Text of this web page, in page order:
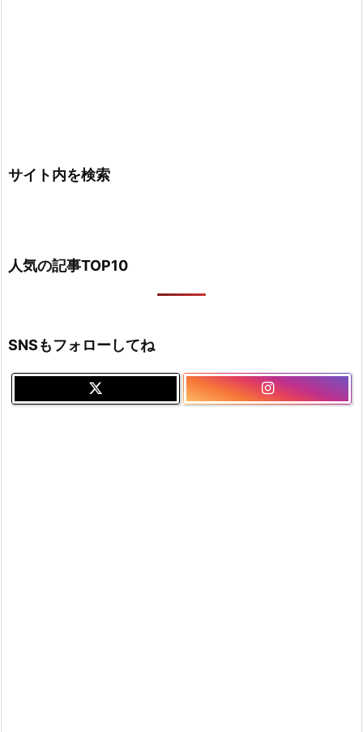
サイト内を検索
人気の記事TOP10
SNSもフォローしてね